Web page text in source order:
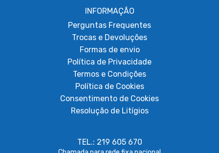
INFORMAÇÃO
Perguntas Frequentes
Trocas e Devoluções
Formas de envio
Política de Privacidade
Termos e Condições
Política de Cookies
Consentimento de Cookies
Resolução de Litígios
TEL.: 219 605 670